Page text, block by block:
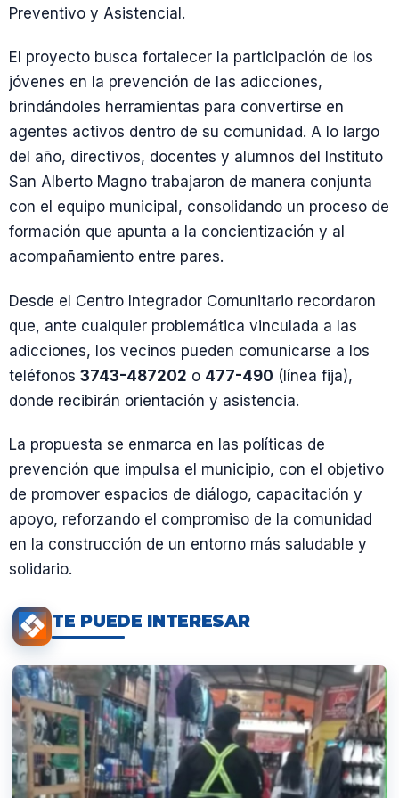
Preventivo y Asistencial.
El proyecto busca fortalecer la participación de los
jóvenes en la prevención de las adicciones,
brindándoles herramientas para convertirse en
agentes activos dentro de su comunidad. A lo largo
del año, directivos, docentes y alumnos del Instituto
San Alberto Magno trabajaron de manera conjunta
con el equipo municipal, consolidando un proceso de
formación que apunta a la concientización y al
acompañamiento entre pares.
Desde el Centro Integrador Comunitario recordaron
que, ante cualquier problemática vinculada a las
adicciones, los vecinos pueden comunicarse a los
teléfonos 3743-487202 o 477-490 (línea fija),
donde recibirán orientación y asistencia.
La propuesta se enmarca en las políticas de
prevención que impulsa el municipio, con el objetivo
de promover espacios de diálogo, capacitación y
apoyo, reforzando el compromiso de la comunidad
en la construcción de un entorno más saludable y
solidario.
TE PUEDE INTERESAR